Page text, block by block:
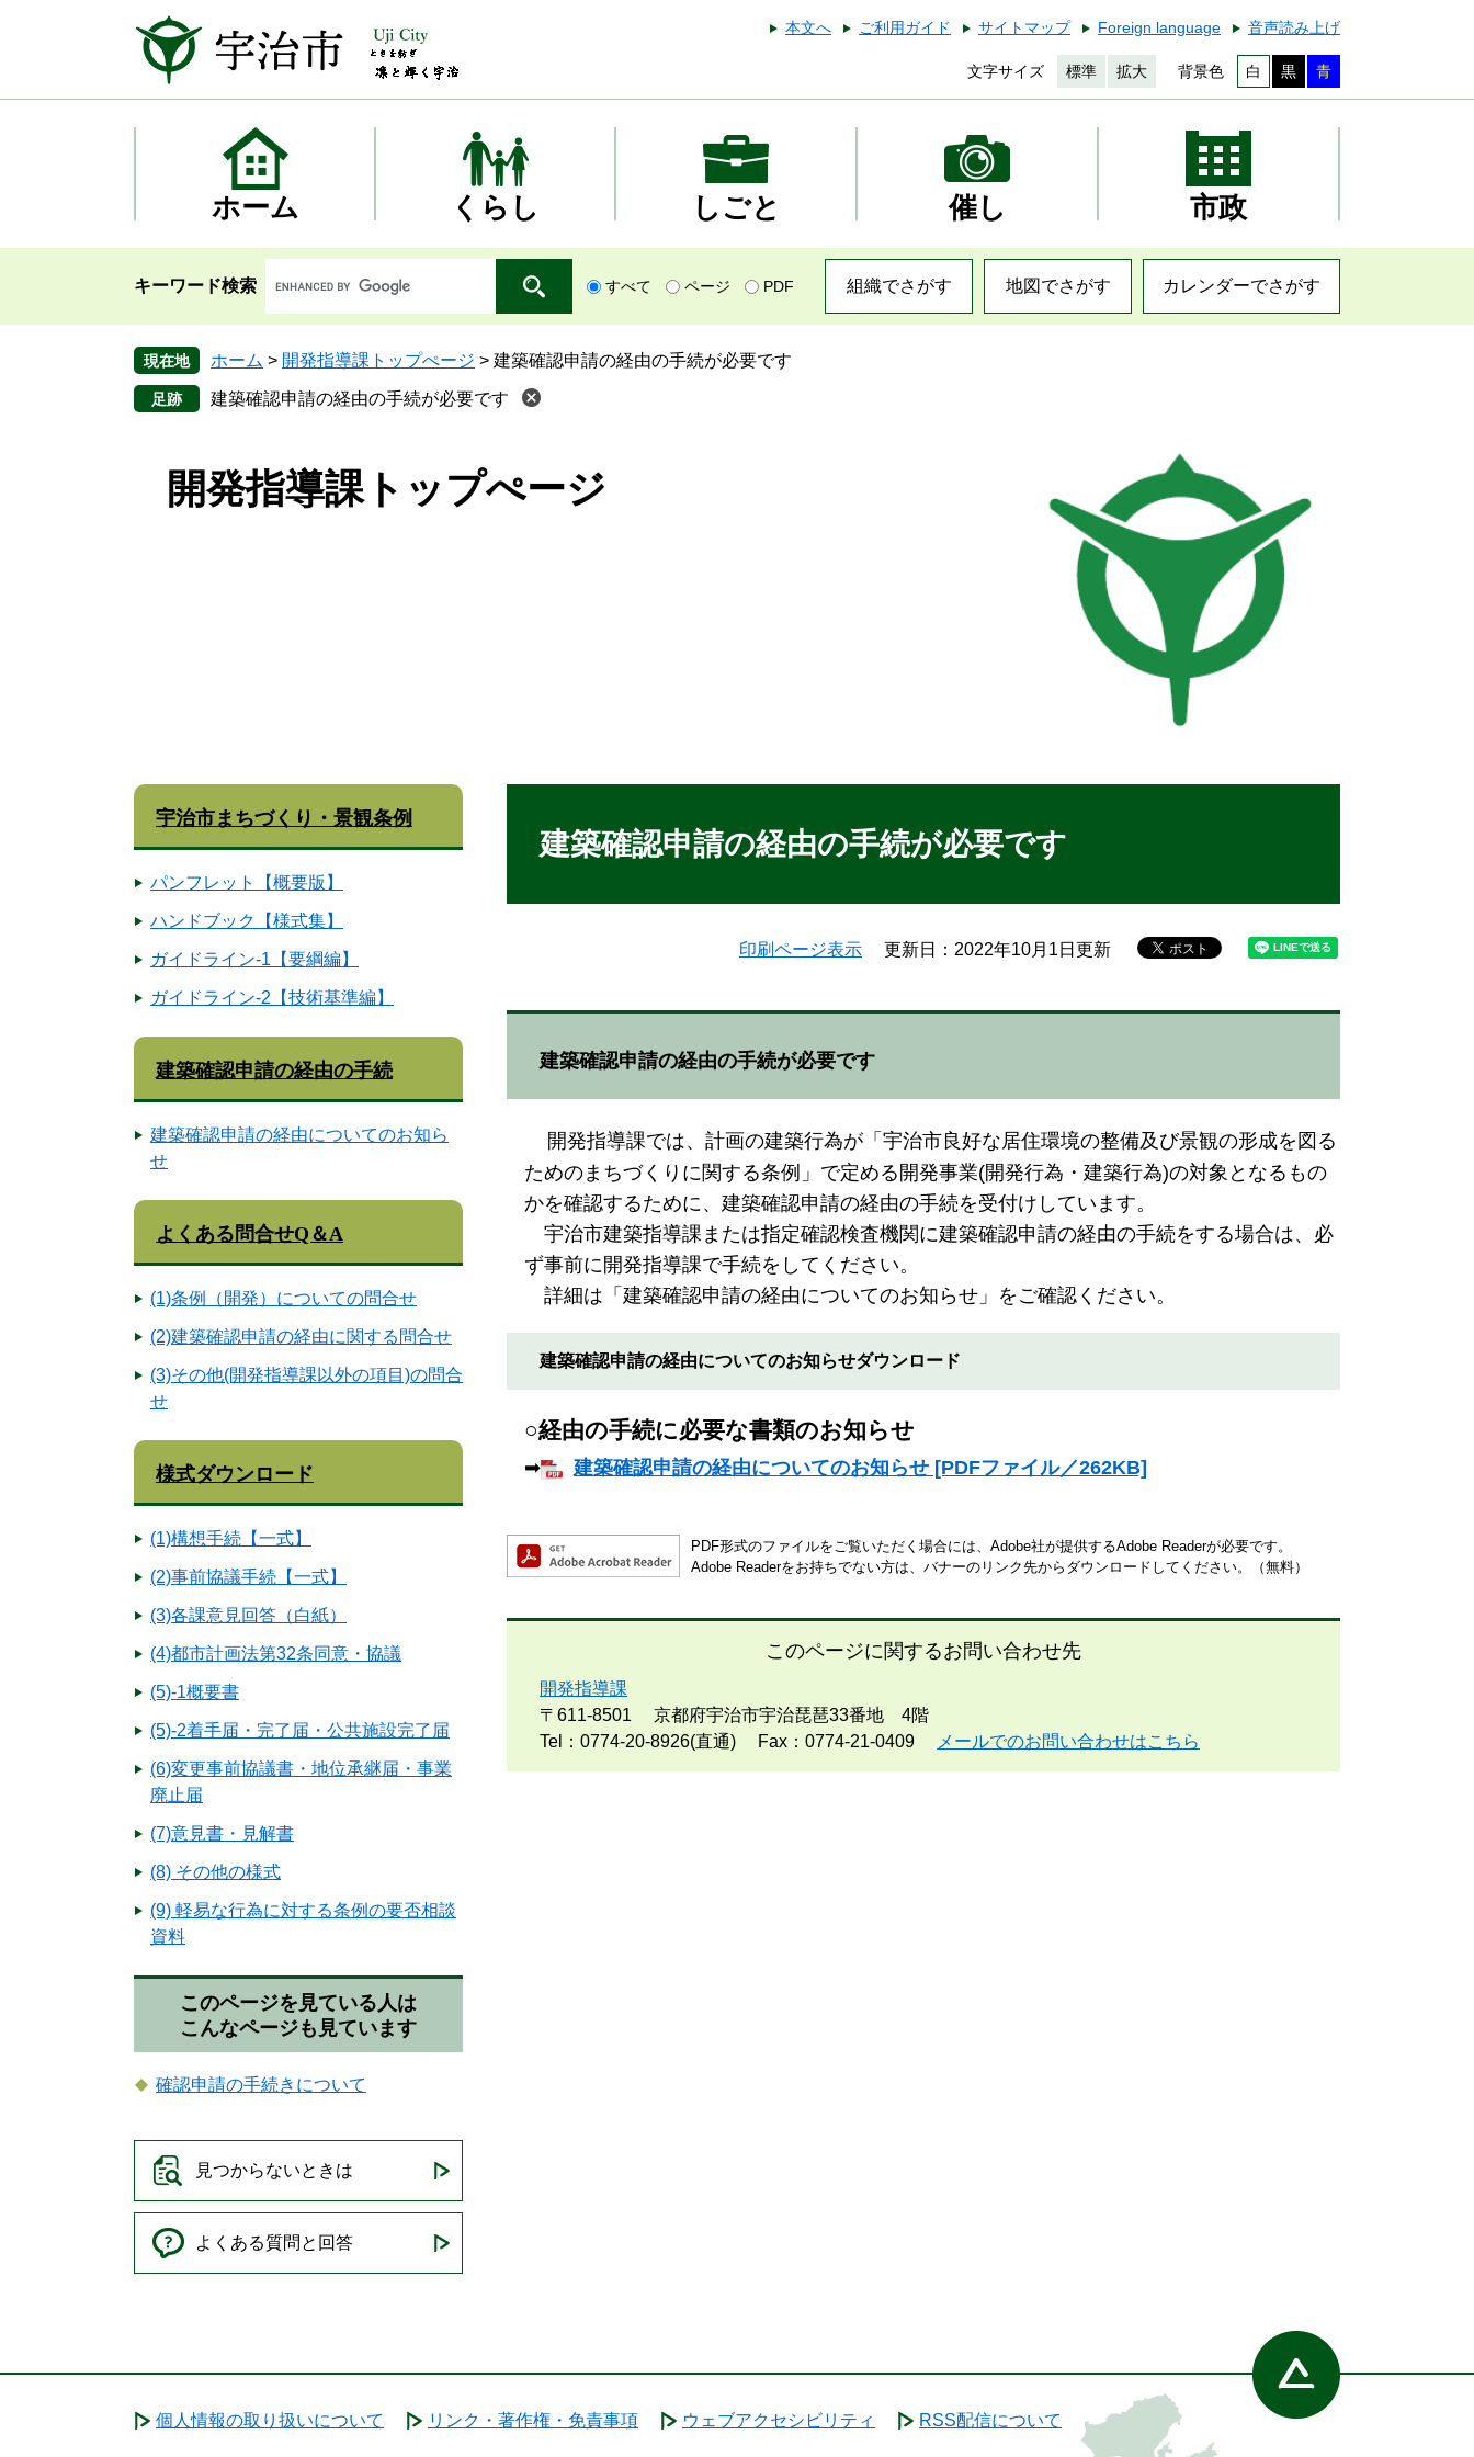
本
本文へ ご利用ガイド サイトマップ Foreign language 音声読み上げ
文字サイズ 標準 拡大 背景色 白 黒 青
ホーム くらし しごと 催し 市政
キーワード検索 すべて ページ PDF 組織でさがす 地図でさがす カレンダーでさがす
現在地 ホーム > 開発指導課トップぺージ > 建築確認申請の経由の手続が必要です
建築確認申請の経由の手続が必要です
開発指導課トップぺージ
建築確認申請の経由の手続が必要です
印刷ページ表示 更新日：2022年10月1日更新
建築確認申請の経由の手続が必要です
開発指導課では、計画の建築行為が「宇治市良好な居住環境の整備及び景観の形成を図る
ためのまちづくりに関する条例」で定める開発事業(開発行為・建築行為)の対象となるもの
かを確認するために、建築確認申請の経由の手続を受付けしています。
宇治市建築指導課または指定確認検査機関に建築確認申請の経由の手続をする場合は、必
ず事前に開発指導課で手続をしてください。
詳細は「建築確認申請の経由についてのお知らせ」をご確認ください。
建築確認申請の経由についてのお知らせダウンロード
○経由の手続に必要な書類のお知らせ
➡ 建築確認申請の経由についてのお知らせ [PDFファイル／262KB]
PDF形式のファイルをご覧いただく場合には、Adobe社が提供するAdobe Readerが必要です。
Adobe Readerをお持ちでない方は、バナーのリンク先からダウンロードしてください。（無料）
このページに関するお問い合わせ先
開発指導課
〒611-8501
京都府宇治市宇治琵琶33番地 4階
Tel：0774-20-8926(直通)
Fax：0774-21-0409 メールでのお問い合わせはこちら
宇治市まちづくり・景観条例
パンフレット【概要版】
ハンドブック【様式集】
ガイドライン-1【要綱編】
ガイドライン-2【技術基準編】
建築確認申請の経由の手続
建築確認申請の経由についてのお知ら
せ
よくある問合せQ＆A
(1)条例（開発）についての問合せ
(2)建築確認申請の経由に関する問合せ
(3)その他(開発指導課以外の項目)の問合
せ
様式ダウンロード
(1)構想手続【一式】
(2)事前協議手続【一式】
(3)各課意見回答（白紙）
(4)都市計画法第32条同意・協議
(5)-1概要書
(5)-2着手届・完了届・公共施設完了届
(6)変更事前協議書・地位承継届・事業
廃止届
(7)意見書・見解書
(8) その他の様式
(9) 軽易な行為に対する条例の要否相談
資料
このページを見ている人は
こんなページも見ています
確認申請の手続きについて
見つからないときは
よくある質問と回答
個人情報の取り扱いについて リンク・著作権・免責事項 ウェブアクセシビリティ RSS配信について